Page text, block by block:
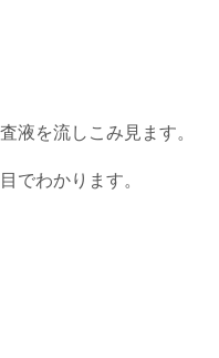
液を流しこみ見ます。
でわかります。